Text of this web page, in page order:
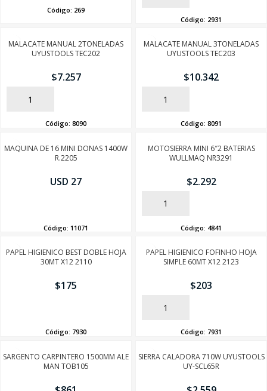
Código: 269
Código: 2931
MALACATE MANUAL 2TONELADAS
UYUSTOOLS TEC202
$7.257
AÑADIR
Código: 8090
MALACATE MANUAL 3TONELADAS
UYUSTOOLS TEC203
$10.342
AÑADIR
Código: 8091
MAQUINA DE 16 MINI DONAS 1400W
R.2205
USD 27
Código: 11071
MOTOSIERRA MINI 6″2 BATERIAS
WULLMAQ NR3291
$2.292
AÑADIR
Código: 4841
PAPEL HIGIENICO BEST DOBLE HOJA
30MT X12 2110
$175
Código: 7930
PAPEL HIGIENICO FOFINHO HOJA
SIMPLE 60MT X12 2123
$203
AÑADIR
Código: 7931
SARGENTO CARPINTERO 1500MM ALE
MAN TOB105
SIERRA CALADORA 710W UYUSTOOLS
UY-SCL65R